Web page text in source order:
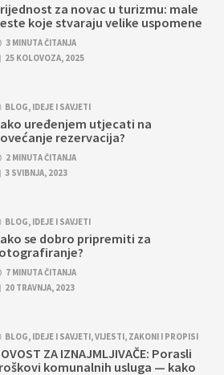
za novac u turizmu: male
koje stvaraju velike uspomene
3 MINUTA ČITANJA
25 KOLOVOZA, 2025
BLOG, IDEJE I SAVJETI
uređenjem utjecati na
rezervacija?
2 MINUTA ČITANJA
3 SVIBNJA, 2023
BLOG, IDEJE I SAVJETI
se dobro pripremiti za
7 MINUTA ČITANJA
20 TRAVNJA, 2023
BLOG, IDEJE I SAVJETI,VIJESTI, ZAKONI I PROPISI
ZA IZNAJMLJIVAČE: Porasli
komunalnih usluga — kako